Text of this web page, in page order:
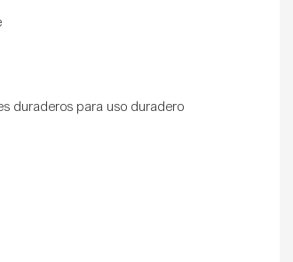
duraderos para uso duradero